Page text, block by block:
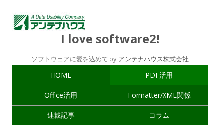
I love software2!
ソフトウェアに愛を込めて by アンテナハウス株式会社
HOME PDF活用
Office活用 Formatter/XML関係
連載記事 コラム